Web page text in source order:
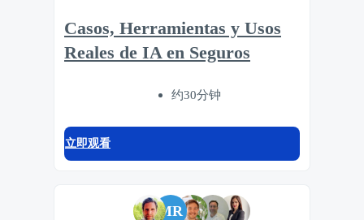
Casos, Herramientas y Usos
Reales de IA en Seguros
约30分钟
立即观看
MR